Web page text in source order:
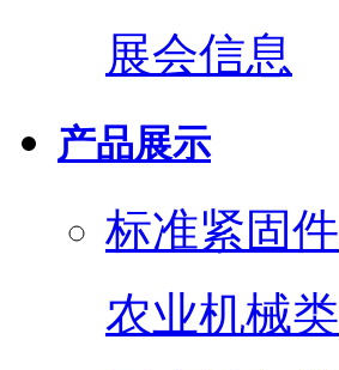
展会信息
产品展示
标准紧固件
农业机械类